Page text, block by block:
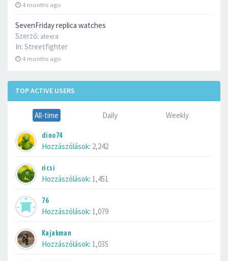
4 months ago
SevenFriday replica watches
Szerző: alexra
In: Streetfighter
4 months ago
TOP ACTIVE USERS
All-time Daily Weekly
dino74
Hozzászólások: 2,242
ricsi
Hozzászólások: 1,451
76
Hozzászólások: 1,079
Kajakman
Hozzászólások: 1,035